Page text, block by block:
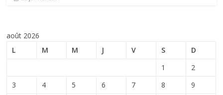
août 2026
L
M M J V S
D
1
2
3
4 5 6 7 8
9